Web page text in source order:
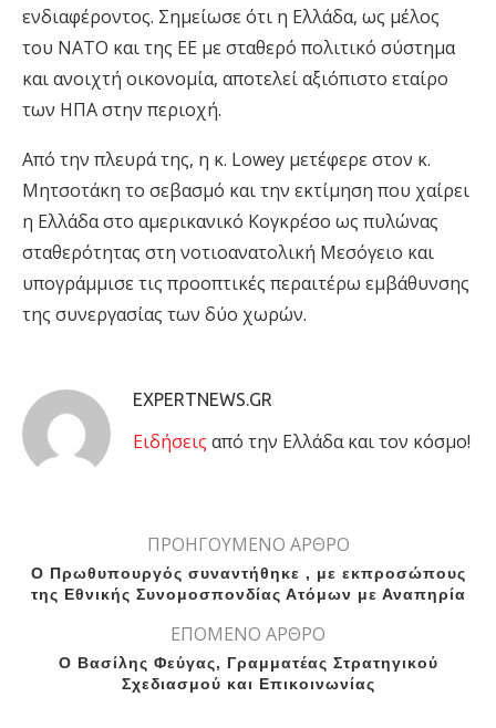
ενδιαφέροντος. Σημείωσε ότι η Ελλάδα, ως μέλος
του ΝΑΤΟ και της ΕΕ με σταθερό πολιτικό σύστημα
και ανοιχτή οικονομία, αποτελεί αξιόπιστο εταίρο
των ΗΠΑ στην περιοχή.
Από την πλευρά της, η κ. Lowey μετέφερε στον κ.
Μητσοτάκη το σεβασμό και την εκτίμηση που χαίρει
η Ελλάδα στο αμερικανικό Κογκρέσο ως πυλώνας
σταθερότητας στη νοτιοανατολική Μεσόγειο και
υπογράμμισε τις προοπτικές περαιτέρω εμβάθυνσης
της συνεργασίας των δύο χωρών.
EXPERTNEWS.GR
Eιδήσεις από την Ελλάδα και τον κόσμο!
ΠΡΟΗΓΟΥΜΕΝΟ ΑΡΘΡΟ
Ο Πρωθυπουργός συναντήθηκε , με εκπροσώπους
της Εθνικής Συνομοσπονδίας Ατόμων με Αναπηρία
ΕΠΟΜΕΝΟ ΑΡΘΡΟ
Ο Βασίλης Φεύγας, Γραμματέας Στρατηγικού
Σχεδιασμού και Επικοινωνίας